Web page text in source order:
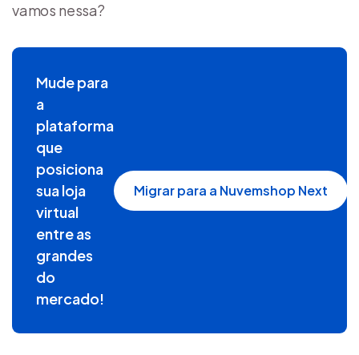
vamos nessa?
Mude para
a
plataforma
que
posiciona
sua loja
virtual
entre as
grandes
do
mercado!
Migrar para a Nuvemshop Next